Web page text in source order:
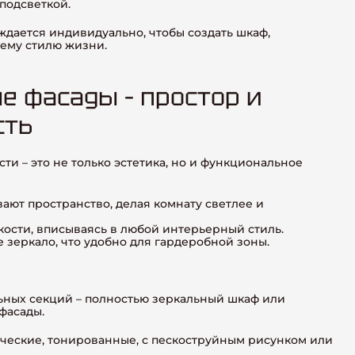
индивидуально, чтобы создать шкаф,
стилю жизни.
фасады – простор и
– это не только эстетика, но и функциональное
пространство, делая комнату светлее и
вписываясь в любой интерьерный стиль.
что удобно для гардеробной зоны.
секций – полностью зеркальный шкаф или
тонированные, с пескоструйным рисунком или